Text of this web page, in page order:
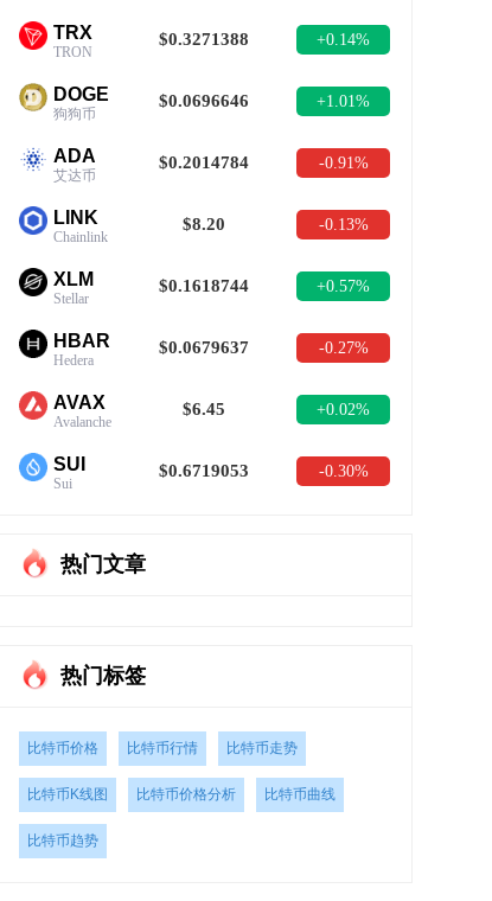
TRX
TRON
$0.3271388 +0.14%
DOGE
狗狗币
$0.0696646 +1.01%
ADA
艾达币
$0.2014784 -0.91%
LINK
Chainlink
$8.20 -0.13%
XLM
Stellar
$0.1618744 +0.57%
HBAR
Hedera
$0.0679637 -0.27%
AVAX
Avalanche
$6.45 +0.02%
SUI
Sui
$0.6719053 -0.30%
热门文章
热门标签
比特币价格 比特币行情 比特币走势
比特币K线图 比特币价格分析 比特币曲线
比特币趋势